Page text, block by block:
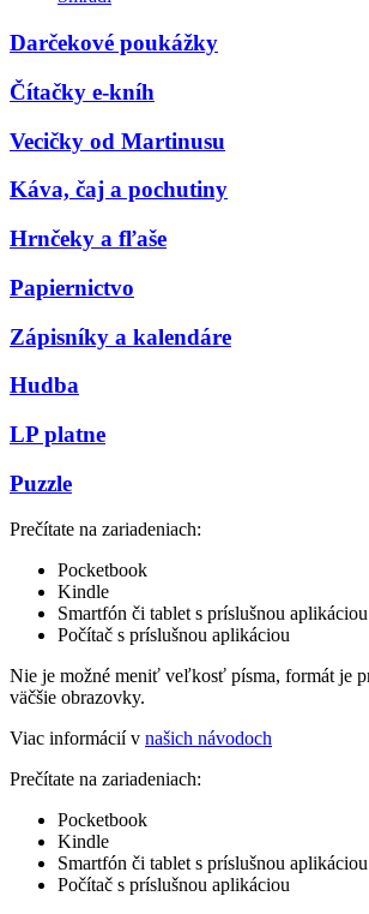
Darčekové poukážky
Čítačky e-kníh
Vecičky od Martinusu
Káva, čaj a pochutiny
Hrnčeky a fľaše
Papiernictvo
Zápisníky a kalendáre
Hudba
LP platne
Puzzle
Prečítate na zariadeniach:
Pocketbook
Kindle
Smartfón či tablet s príslušnou aplikáciou
Počítač s príslušnou aplikáciou
Nie je možné meniť veľkosť písma, formát je
väčšie obrazovky.
Viac informácií v našich návodoch
Prečítate na zariadeniach:
Pocketbook
Kindle
Smartfón či tablet s príslušnou aplikáciou
Počítač s príslušnou aplikáciou